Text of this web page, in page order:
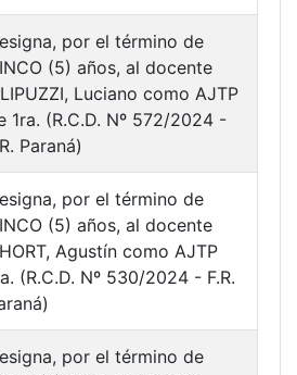
por el término de
(5) años, al docente
Luciano como AJTP
1ra. (R.C.D. Nº 572/2024 -
Paraná)
por el término de
(5) años, al docente
Agustín como AJTP
(R.C.D. Nº 530/2024 - F.R.
por el término de